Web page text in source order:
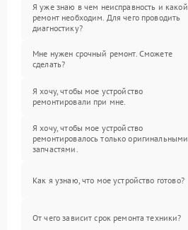
Я уже знаю в чем неисправность и какой
ремонт необходим. Для чего проводить
диагностику?
Мне нужен срочный ремонт. Сможете
сделать?
Я хочу, чтобы мое устройство
ремонтировали при мне.
Я хочу, чтобы мое устройство
ремонтировалось только оригинальными
запчастями.
Как я узнаю, что мое устройство готово?
От чего зависит срок ремонта техники?